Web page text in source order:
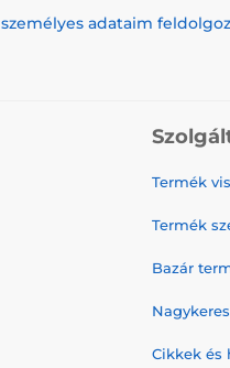
személyes adataim
Termék
Termék
Bazár
Cikkek és